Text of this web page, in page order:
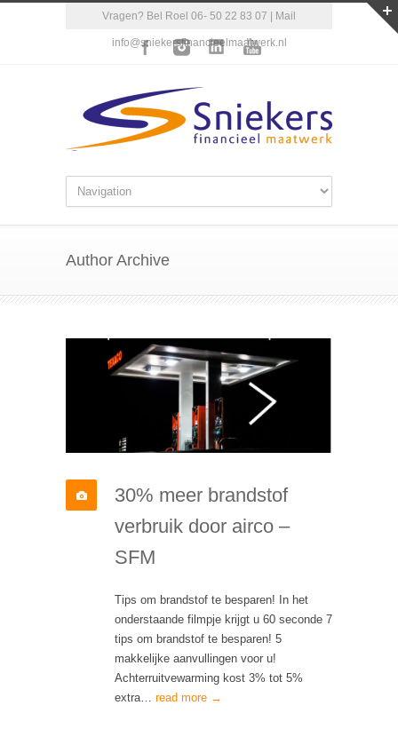
Vragen? Bel Roel 06- 50 22 83 07 | Mail
info@sniekersfinancieelmaatwerk.nl
Author Archive
30% meer brandstof
verbruik door airco –
SFM
Tips om brandstof te besparen! In het
onderstaande filmpje krijgt u 60 seconde 7
tips om brandstof te besparen! 5
makkelijke aanvullingen voor u!
Achterruitvewarming kost 3% tot 5%
extra… read more →